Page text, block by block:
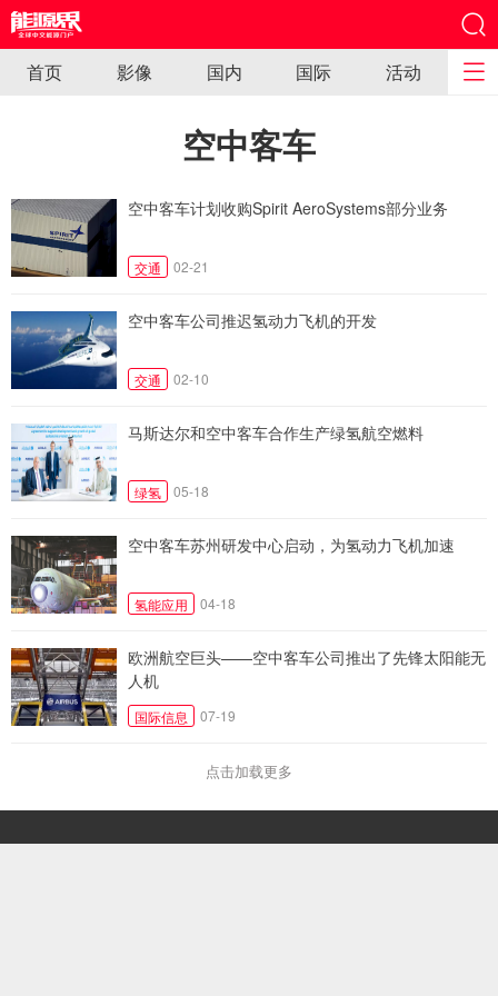
首页 影像 国内 国际 活动
空中客车
空中客车计划收购Spirit AeroSystems部分业务
交通 02-21
空中客车公司推迟氢动力飞机的开发
交通 02-10
马斯达尔和空中客车合作生产绿氢航空燃料
绿氢 05-18
空中客车苏州研发中心启动，为氢动力飞机加速
氢能应用 04-18
欧洲航空巨头——空中客车公司推出了先锋太阳能无
人机
国际信息 07-19
点击加载更多